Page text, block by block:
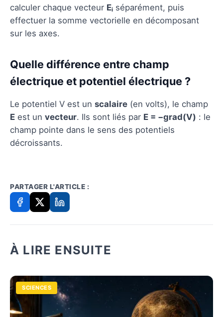
calculer chaque vecteur Eᵢ séparément, puis
effectuer la somme vectorielle en décomposant
sur les axes.
Quelle différence entre champ
électrique et potentiel électrique ?
Le potentiel V est un scalaire (en volts), le champ
E est un vecteur. Ils sont liés par E = −grad(V) : le
champ pointe dans le sens des potentiels
décroissants.
PARTAGER L'ARTICLE :
À LIRE ENSUITE
SCIENCES